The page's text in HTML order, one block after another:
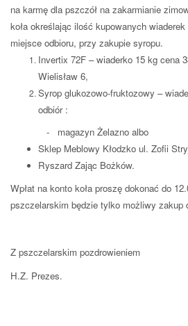
na karmę dla pszczół na zakarmianie
koła określając ilość kupowanych
miejsce odbioru, przy zakupie syropu.
Invertix 72F – wiaderko 15 kg cena
Wielisław 6,
Syrop glukozowo-fruktozowy –
odbiór :
- magazyn Żelazno albo
Sklep Meblowy Kłodzko ul. Zofii
Ryszard Zając Bożków.
Wpłat na konto koła proszę dokonać do
pszczelarskim będzie tylko możliwy zakup
Z pszczelarskim pozdrowieniem
H.Z. Prezes.